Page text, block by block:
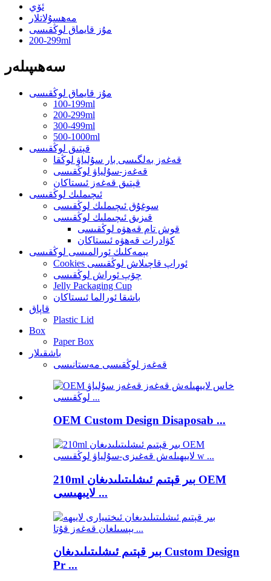
ئۆي
مەھسۇلاتلار
مۇز قايماق لوڭقىسى
200-299ml
سەھىپىلەر
مۇز قايماق لوڭقىسى
100-199ml
200-299ml
300-499ml
500-1000ml
قېتىق لوڭقىسى
قەغەز بەلگىسى بار سۇلياۋ لوڭقا
قەغەز-سۇلياۋ لوڭقىسى
قېتىق قەغەز ئىستاكان
ئىچىملىك ​​لوڭقىسى
سوغۇق ئىچىملىك ​​لوڭقىسى
قىزىق ئىچىملىك ​​لوڭقىسى
قوش تام قەھۋە لوڭقىسى
كۋادرات قەھۋە ئىستاكان
يېمەكلىك ئورالمىسى لوڭقىسى
Cookies ئوراپ قاچىلاش لوڭقىسى
چۆپ ئوراش لوڭقىسى
Jelly Packaging Cup
باشقا ئورالما ئىستاكان
قاپاق
Plastic Lid
Box
Paper Box
باشقىلار
قەغەز لوڭقىسى مەستانىسى
OEM Custom Design Disaposab ...
210ml بىر قېتىم ئىشلىتىلىدىغان OEM
لايىھىسى ...
بىر قېتىم ئىشلىتىلىدىغان Custom Design
Pr ...